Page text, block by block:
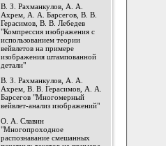
В. З. Рахманкулов, А. А.
Ахрем, А. А. Барсегов, В. В.
Герасимов, В. В. Лебедев
"Компрессия изображения с
использованием теории
вейвлетов на примере
изображения штампованной
детали"
В. З. Рахманкулов, А. А.
Ахрем, В. В. Герасимов, А. А.
Барсегов "Многомерный
вейвлет-анализ изображений"
О. А. Славин
"Многопроходное
распознавание смешанных